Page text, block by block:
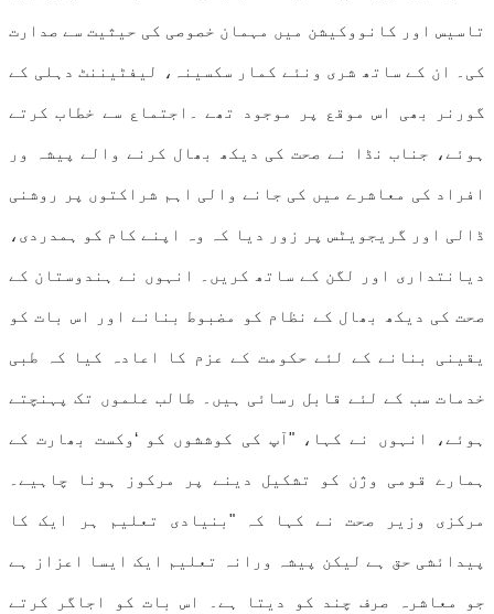
تاسیس اور کانووکیشن میں مہمان خصوصی کی حیثیت سے صدارت
کی۔ ان کے ساتھ شری ونئے کمار سکسینہ، لیفٹیننٹ دہلی کے
گورنر بھی اس موقع پر موجود تھے ۔اجتماع سے خطاب کرتے
ہوئے، جناب نڈا نے صحت کی دیکھ بھال کرنے والے پیشہ ور
افراد کی معاشرے میں کی جانے والی اہم شراکتوں پر روشنی
ڈالی اور گریجویٹس پر زور دیا کہ وہ اپنے کام کو ہمدردی،
دیانتداری اور لگن کے ساتھ کریں۔ انہوں نے ہندوستان کے
صحت کی دیکھ بھال کے نظام کو مضبوط بنانے اور اس بات کو
یقینی بنانے کے لئے حکومت کے عزم کا اعادہ کیا کہ طبی
خدمات سب کے لئے قابل رسائی ہیں۔ طالب علموں تک پہنچتے
ہوئے، انہوں نے کہا، "آپ کی کوششوں کو ‘وکست بھارت کے
ہمارے قومی وژن کو تشکیل دینے پر مرکوز ہونا چاہیے۔
مرکزی وزیر صحت نے کہا کہ "بنیادی تعلیم ہر ایک کا
پیدائشی حق ہے لیکن پیشہ ورانہ تعلیم ایک ایسا اعزاز ہے
جو معاشرہ صرف چند کو دیتا ہے۔ اس بات کو اجاگر کرتے